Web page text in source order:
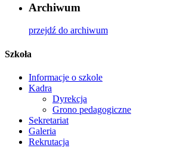
Archiwum
przejdź do archiwum
Szkoła
Informacje o szkole
Kadra
Dyrekcja
Grono pedagogiczne
Sekretariat
Galeria
Rekrutacja